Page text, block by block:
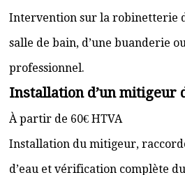
Intervention sur la robinetterie
salle de bain, d’une buanderie
professionnel.
Installation d’un mitigeur
À partir de 60€ HTVA
Installation du mitigeur,
d’eau et vérification complète